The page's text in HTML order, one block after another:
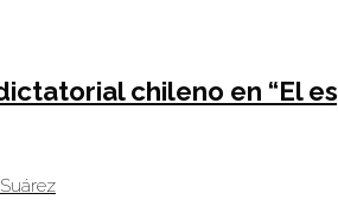
chileno en “El